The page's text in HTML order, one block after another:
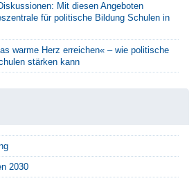
Mit diesen Angeboten
für politische Bildung Schulen in
warme Herz erreichen« – wie politische
stärken kann
2030